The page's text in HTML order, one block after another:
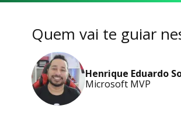
Quem vai te guiar
Henrique Eduardo
Microsoft MVP